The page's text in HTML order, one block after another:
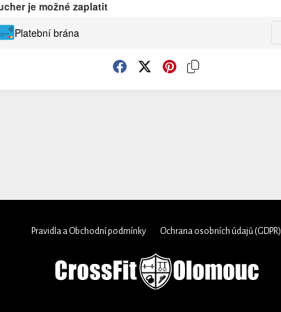
je možné zaplatit
Platební brána
Pravidla a Obchodní podmínky Ochrana osobních údajů (GDPR)